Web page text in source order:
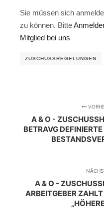
Sie müssen sich
zu können. Bitte
Mitglied bei uns
ZUSCHUSSREGELUNGEN
A & O -
BETRAVG
A & O -
ARBEITGEBER